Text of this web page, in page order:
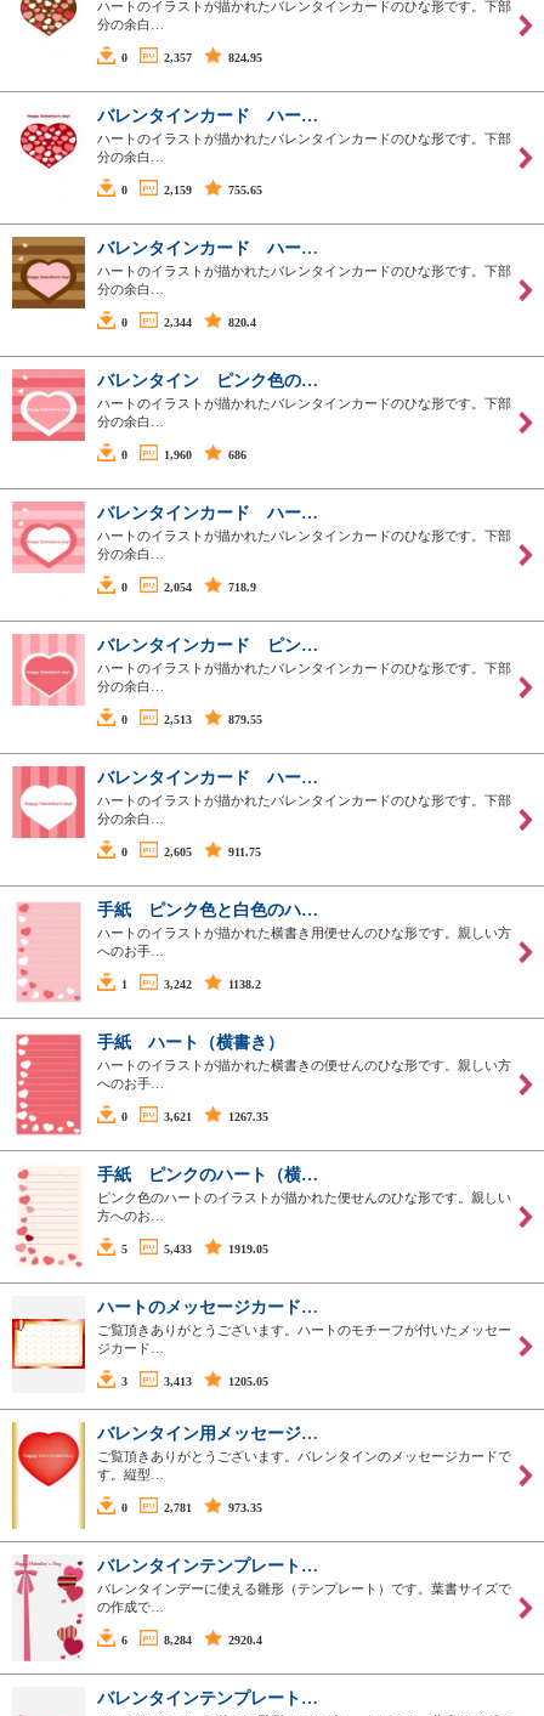
ハートのイラストが描かれたバレンタインカードのひな形です。下部
分の余白…
0 2,357 824.95
バレンタインカード ハー…
ハートのイラストが描かれたバレンタインカードのひな形です。下部
分の余白…
0 2,159 755.65
バレンタインカード ハー…
ハートのイラストが描かれたバレンタインカードのひな形です。下部
分の余白…
0 2,344 820.4
バレンタイン ピンク色の…
ハートのイラストが描かれたバレンタインカードのひな形です。下部
分の余白…
0 1,960 686
バレンタインカード ハー…
ハートのイラストが描かれたバレンタインカードのひな形です。下部
分の余白…
0 2,054 718.9
バレンタインカード ピン…
ハートのイラストが描かれたバレンタインカードのひな形です。下部
分の余白…
0 2,513 879.55
バレンタインカード ハー…
ハートのイラストが描かれたバレンタインカードのひな形です。下部
分の余白…
0 2,605 911.75
手紙 ピンク色と白色のハ…
ハートのイラストが描かれた横書き用便せんのひな形です。親しい方
へのお手…
1 3,242 1138.2
手紙 ハート（横書き）
ハートのイラストが描かれた横書きの便せんのひな形です。親しい方
へのお手…
0 3,621 1267.35
手紙 ピンクのハート（横…
ピンク色のハートのイラストが描かれた便せんのひな形です。親しい
方へのお…
5 5,433 1919.05
ハートのメッセージカード…
ご覧頂きありがとうございます。ハートのモチーフが付いたメッセー
ジカード…
3 3,413 1205.05
バレンタイン用メッセージ…
ご覧頂きありがとうございます。バレンタインのメッセージカードで
す。縦型…
0 2,781 973.35
バレンタインテンプレート…
バレンタインデーに使える雛形（テンプレート）です。葉書サイズで
の作成で…
6 8,284 2920.4
バレンタインテンプレート…